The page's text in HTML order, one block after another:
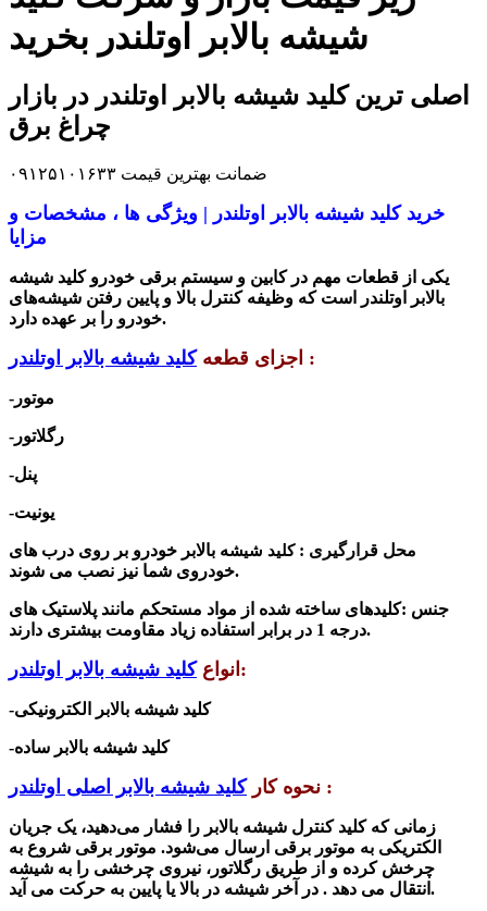
شیشه بالابر اوتلندر بخرید
اصلی ترین کلید شیشه بالابر اوتلندر در بازار
چراغ برق
ضمانت بهترین قیمت ۰۹۱۲۵۱۰۱۶۳۳
خرید کلید شیشه بالابر اوتلندر | ویژگی ها ، مشخصات و
یکی از قطعات مهم در کابین و سیستم برقی خودروکلید شیشه
بالابر اوتلندر
است که وظیفه کنترل بالا و پایین رفتن شیشه‌های
خودرو را بر عهده دارد.
اجزای قطعهکلید شیشه بالابر اوتلندر :
-رگلاتور
-یونیت
محل قرارگیری :کلید شیشه بالابر خودرو بر روی درب های
خودروی شما نیز نصب می شوند.
جنس :کلیدهای ساخته شده از مواد مستحکم مانند پلاستیک های
درجه 1 در برابر استفاده زیاد مقاومت بیشتری دارند.
انواعکلید شیشه بالابر اوتلندر :
-کلید شیشه بالابر الکترونیکی
-کلید شیشه بالابر ساده
نحوه کارکلید شیشه بالابر اصلی اوتلندر :
زمانی که کلید کنترل شیشه بالابر را فشار می‌دهید، یک جریان
الکتریکی به موتور برقی ارسال می‌شود. موتور برقی شروع به
چرخش کرده و از طریق رگلاتور، نیروی چرخشی را به شیشه
انتقال می دهد . در آخر شیشه در بالا یا پایین به حرکت می آید.